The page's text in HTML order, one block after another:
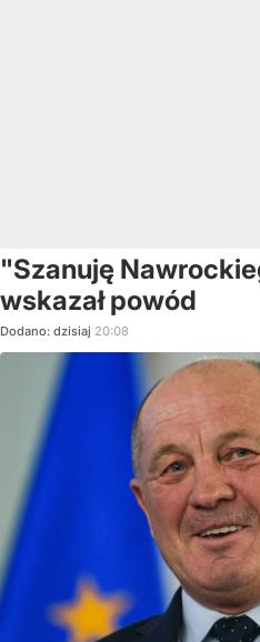
"Szanuję
wskazał powód
Dodano: dzisiaj 20:08